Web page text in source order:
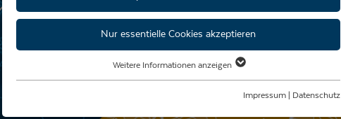
IT WORK.
Nur essentielle Cookies akzeptieren
Essentielle Cookies werden für grundlegende Funktionen der Webseite benötigt.
Weitere Informationen anzeigen
Impressum Datenschutz